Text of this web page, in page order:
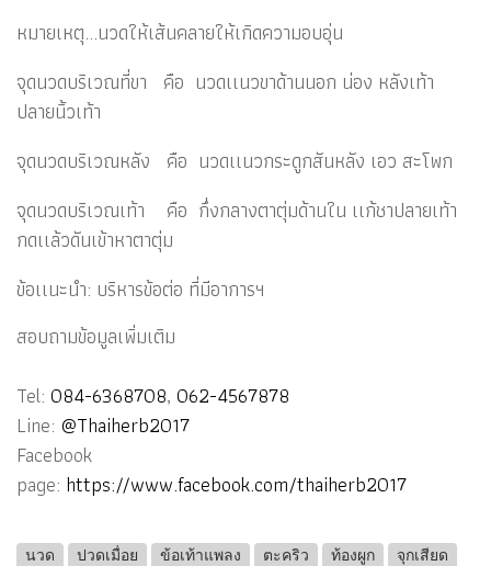
หมายเหตุ...นวดให้เส้นคลายให้เกิดความอบอุ่น
จุดนวดบริเวณที่ขา คือ นวดเเนวขาด้านนอก น่อง หลังเท้า
ปลายนิ้วเท้า
จุดนวดบริเวณหลัง คือ นวดเเนวกระดูกสันหลัง เอว สะโพก
จุดนวดบริเวณเท้า คือ กึ่งกลางตาตุ่มด้านใน เเก้ชาปลายเท้า
กดเเล้วดันเข้าหาตาตุ่ม
ข้อเเนะนำ: บริหารข้อต่อ ที่มีอาการฯ
สอบถามข้อมูลเพิ่มเติม
Tel: 084-6368708, 062-4567878
Line: @Thaiherb2017
Facebook
page: https://www.facebook.com/thaiherb2017
นวด ปวดเมื่อย ข้อเท้าแพลง ตะคริว ท้องผูก จุกเสียด